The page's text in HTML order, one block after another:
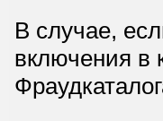
В случае,
включения в